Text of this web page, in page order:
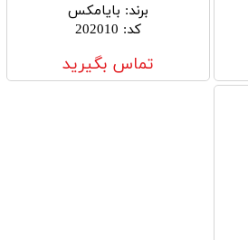
برند: بایامکس
کد:
202010
تماس بگیرید